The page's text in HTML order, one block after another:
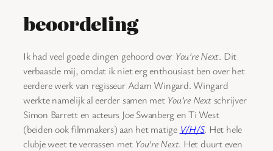
beoordeling
Ik had veel goede dingen gehoord over You’re Next. Dit
verbaasde mij, omdat ik niet erg enthousiast ben over het
eerdere werk van regisseur Adam Wingard. Wingard
werkte namelijk al eerder samen met You’re Nextschrijver
Simon Barrett en acteurs Joe Swanberg en Ti West
(beiden ook filmmakers) aan het matige V/H/S. Het hele
clubje weet te verrassen met You’re Next. Het duurt even